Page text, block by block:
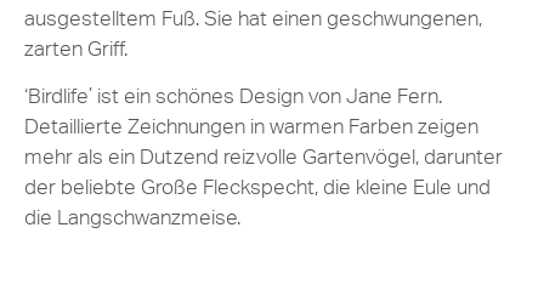
ausgestelltem Fuß. Sie hat einen geschwungenen,
zarten Griff.
‘Birdlife’ ist ein schönes Design von Jane Fern.
Detaillierte Zeichnungen in warmen Farben zeigen
mehr als ein Dutzend reizvolle Gartenvögel, darunter
der beliebte Große Fleckspecht, die kleine Eule und
die Langschwanzmeise.